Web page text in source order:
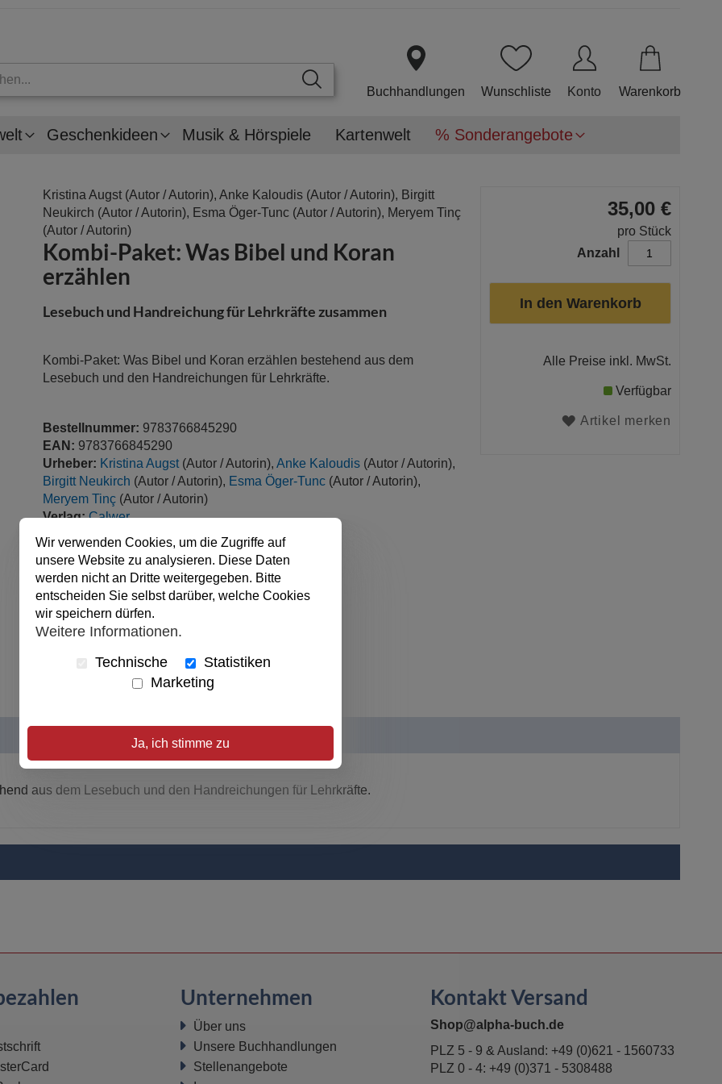
Buchhandlungen Wunschliste Konto Warenkorb
Geschenkideen Musik & Hörspiele Kartenwelt % Sonderangebote
Kristina Augst (Autor / Autorin), Anke Kaloudis (Autor / Autorin), Birgitt
Neukirch (Autor / Autorin), Esma Öger-Tunc (Autor / Autorin), Meryem Tinç
(Autor / Autorin)
Kombi-Paket: Was Bibel und Koran
erzählen
Lesebuch und Handreichung für Lehrkräfte zusammen
Kombi-Paket: Was Bibel und Koran erzählen bestehend aus dem
Lesebuch und den Handreichungen für Lehrkräfte.
Bestellnummer: 9783766845290
EAN: 9783766845290
Urheber: Kristina Augst(Autor / Autorin), Anke Kaloudis (Autor / Autorin),
Birgitt Neukirch (Autor / Autorin), Esma Öger-Tunc (Autor / Autorin),
Meryem Tinç (Autor / Autorin)
Verlag:Calwer
Produktart:
Non-Book
Format: Mehrteiliges Produkt
Sprache: Deutsch
Seitenzahl:180
veröffentlicht: 01.05.2023
Ursprungsland: Deutschland
Abmessungen:29.7 x 21 cm
35,00 €
pro Stück
Anzahl
In den Warenkorb
Alle Preise inkl. MwSt.
Verfügbar
Artikel merken
aus dem Lesebuch und den Handreichungen für Lehrkräfte.
Wir verwenden Cookies, um die Zugriffe auf
unsere Website zu analysieren. Diese Daten
werden nicht an Dritte weitergegeben. Bitte
entscheiden Sie selbst darüber, welche Cookies
wir speichern dürfen.
Weitere Informationen.
Technische
Statistiken
Marketing
Ja, ich stimme zu
Unternehmen
Über uns
Unsere Buchhandlungen
Stellenangebote
Kontakt Versand
Shop@alpha-buch.de
PLZ 5 - 9 & Ausland: +49 (0)621 - 1560733
PLZ 0 - 4: +49 (0)371 - 5308488